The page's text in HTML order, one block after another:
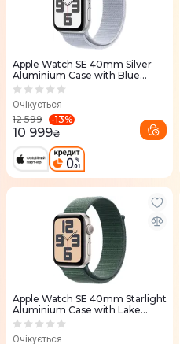
Apple Watch SE 40mm Silver
Aluminium Case with Blue
Cloud Sport Loop
Очікується
12 599 -13%
10 999₴
Apple Watch SE 40mm Starlight
Aluminium Case with Lake
Green Sport Loop
Очікується